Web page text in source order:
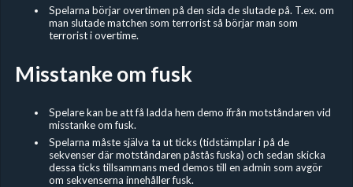
Spelarna börjar overtimen på den sida de slutade på. T.ex. om
man slutade matchen som terrorist så börjar man som
terrorist i overtime.
Misstanke om fusk
Spelare kan be att få ladda hem demo ifrån motståndaren vid
misstanke om fusk.
Spelarna måste själva ta ut ticks (tidstämplar i på de
sekvenser där motståndaren påstås fuska) och sedan skicka
dessa ticks tillsammans med demos till en admin som avgör
om sekvenserna innehåller fusk.